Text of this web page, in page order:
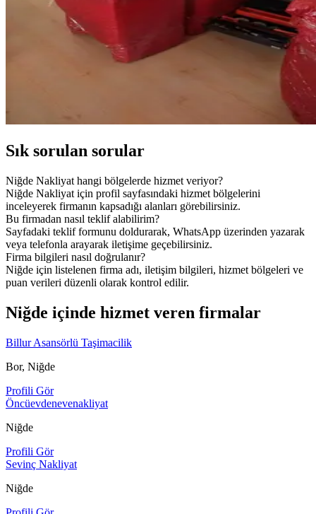
Sık sorulan sorular
Niğde Nakliyat hangi bölgelerde hizmet veriyor?
Niğde Nakliyat için profil sayfasındaki hizmet bölgelerini
inceleyerek firmanın kapsadığı alanları görebilirsiniz.
Bu firmadan nasıl teklif alabilirim?
Sayfadaki teklif formunu doldurarak, WhatsApp üzerinden yazarak
veya telefonla arayarak iletişime geçebilirsiniz.
Firma bilgileri nasıl doğrulanır?
Niğde için listelenen firma adı, iletişim bilgileri, hizmet bölgeleri ve
puan verileri düzenli olarak kontrol edilir.
Niğde içinde hizmet veren firmalar
Billur Asansörlü Taşimacilik
Bor, Niğde
Profili Gör
Öncüevdenevenakliyat
Niğde
Profili Gör
Sevinç Nakliyat
Niğde